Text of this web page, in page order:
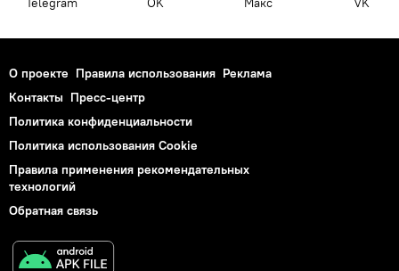
О проекте Правила использования Реклама
Контакты Пресс-центр
Политика конфиденциальности
Политика использования Cookie
Правила применения рекомендательных
технологий
Обратная связь